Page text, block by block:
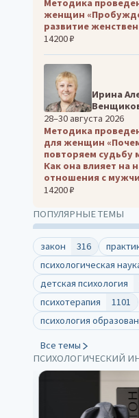
Методика
женщин
развитие
14200 ₽
Ирина
28–30 августа 2026
Методика
для женщин
повторяем судьбу
Как она влияет на
отношения с
14200 ₽
ПОПУЛЯРНЫЕ ТЕМЫ
закон 316
психологическая
детская психология
психотерапия
1101
психология
Все темы
ПСИХОЛОГИЧЕСКИЙ